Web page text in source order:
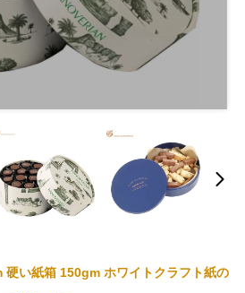
硬い紙箱 150gm ホワイトクラフト紙の